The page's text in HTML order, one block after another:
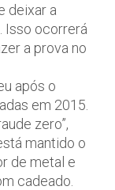
deixar a
Isso ocorrerá
a prova no
após o
em 2015.
zero”,
mantido o
de metal e
cadeado.